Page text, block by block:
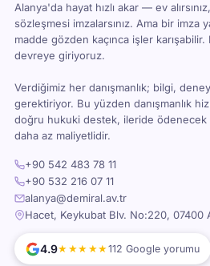
Alanya'da hayat hızlı akar — ev
sözleşmesi imzalarsınız. Ama bir imza
madde gözden kaçınca işler
devreye giriyoruz.
Verdiğimiz her danışmanlık; bilgi,
gerektiriyor. Bu yüzden danışmanlık
doğru hukuki destek, ileride ödenecek
daha az maliyetlidir.
+90 542 483 78 11
+90 532 216 07 11
alanya@demiral.av.tr
Hacet, Keykubat Blv. No:220, 07400
4.9★★★★★112 Google yorumu